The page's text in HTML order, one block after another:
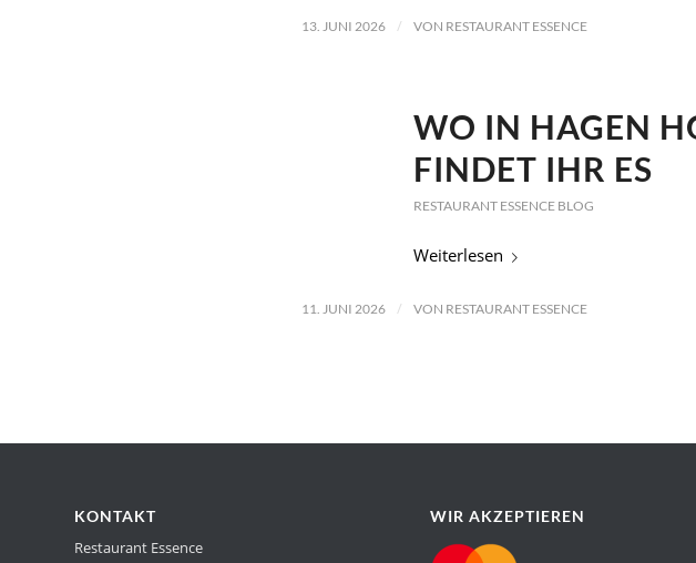
13. JUNI 2026 / VON RESTAURANT ESSENCE
WO IN HAGEN
FINDET IHR ES
RESTAURANT ESSENCE BLOG
Weiterlesen
11. JUNI 2026 / VON RESTAURANT ESSENCE
KONTAKT
Restaurant Essence
WIR AKZEPTIEREN